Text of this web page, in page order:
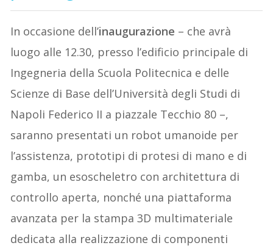
In occasione dell’inaugurazione – che avrà
luogo alle 12.30, presso l’edificio principale di
Ingegneria della Scuola Politecnica e delle
Scienze di Base dell’Università degli Studi di
Napoli Federico II a piazzale Tecchio 80 –,
saranno presentati un robot umanoide per
l’assistenza, prototipi di protesi di mano e di
gamba, un esoscheletro con architettura di
controllo aperta, nonché una piattaforma
avanzata per la stampa 3D multimateriale
dedicata alla realizzazione di componenti